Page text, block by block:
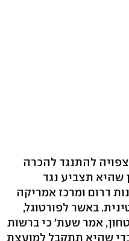
להתנגד להכרה
שהיא תצביע נגד
דרום ומרכז אמריקה
באשר לפורטוגל,
אמר שעת' כי ברשות
שהיא תתקבל למועצת